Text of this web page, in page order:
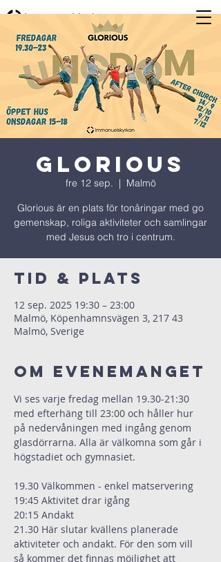
Glorious
fre 12 sep.
  |
Malmö
Glorious är en plats för tonåringar med go
gemenskap, roliga aktiviteter och samlingar
med Jesus och tro i centrum.
Tid & Plats
12 sep. 2025 19:30 – 23:00
Malmö, Köpenhamnsvägen 3, 217 43
Malmö, Sverige
Om evenemanget
Vi ses varje fredag mellan 19.30-21:30
med efterhäng till 23:00 och håller hur
på nedervåningen med ingång genom
glasdörrarna. Alla är välkomna som går i
högstadiet och gymnasiet.
19.30 Välkommen - enkel matservering
19:45 Aktivitet drar igång
20:15 Andakt
21.30 Här slutar kvällens planerade
aktiviteter och andakt. För den som vill
så kommer det finnas möjlighet att